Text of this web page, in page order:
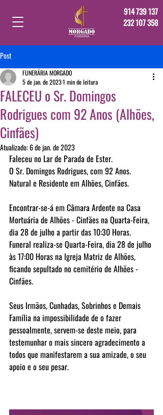
914 739 137
232 107 358
Post
FALECEU o Sr. Domingos
Rodrigues com 92 Anos (Alhões,
Cinfães)
FUNERÁRIA MORGADO
5 de jan. de 20231 min de leitura
Atualizado:6 de jan. de 2023
Faleceu no Lar de Parada de Ester.
O Sr. Domingos Rodrigues, com 92 Anos.
Natural e Residente em Alhões, Cinfães.
Encontrar-se-á em Câmara Ardente na Casa
Mortuária de Alhões - Cinfães na Quarta-Feira,
dia 28 de julho a partir das 10:30 Horas.
Funeral realiza-se Quarta-Feira, dia 28 de julho
às 17:00 Horas na Igreja Matriz de Alhões,
ficando sepultado no cemitério de Alhões -
Cinfães.
Seus Irmãos, Cunhadas, Sobrinhos e Demais
Família na impossibilidade de o fazer
pessoalmente, servem-se deste meio, para
testemunhar o mais sincero agradecimento a
todos que manifestarem a sua amizade, o seu
apoio e o seu pesar.